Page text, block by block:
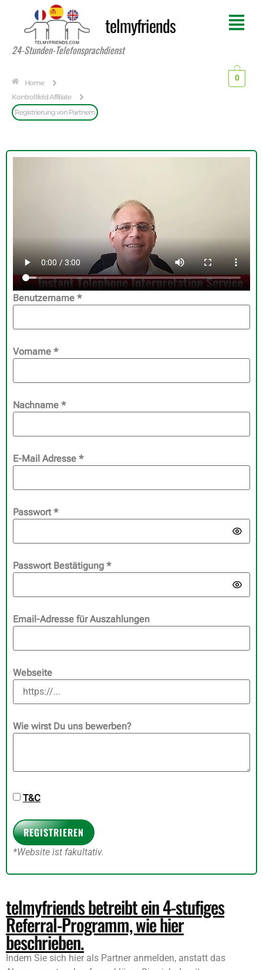
telmyfriends
24-Stunden-Telefonsprachdienst
Home
Kontrollfeld Affiliate
Registrierung von Partnern
0
Benutzername *
Vorname *
Nachname *
E-Mail Adresse *
Passwort*
Passwort Bestätigung *
Email-Adresse für Auszahlungen
Webseite
Wie wirst Du uns bewerben?
T&C
REGISTRIEREN
*Website ist fakultativ.
telmyfriends betreibt ein 4-stufiges
Referral-Programm, wie hier
beschrieben.
Indem Sie sich hier als Partner anmelden, anstatt das